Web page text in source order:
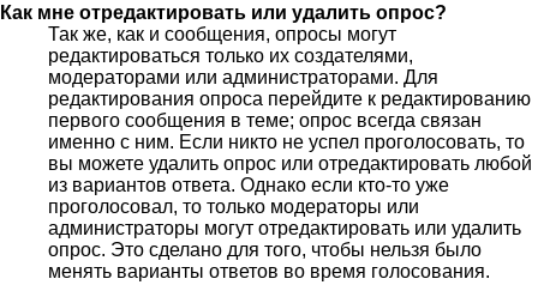
Как мне отредактировать или удалить опрос?
Так же, как и сообщения, опросы могут
редактироваться только их создателями,
модераторами или администраторами. Для
редактирования опроса перейдите к редактированию
первого сообщения в теме; опрос всегда связан
именно с ним. Если никто не успел проголосовать, то
вы можете удалить опрос или отредактировать любой
из вариантов ответа. Однако если кто-то уже
проголосовал, то только модераторы или
администраторы могут отредактировать или удалить
опрос. Это сделано для того, чтобы нельзя было
менять варианты ответов во время голосования.